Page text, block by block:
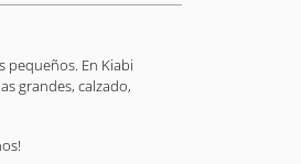
pequeños. En Kiabi
grandes, calzado,